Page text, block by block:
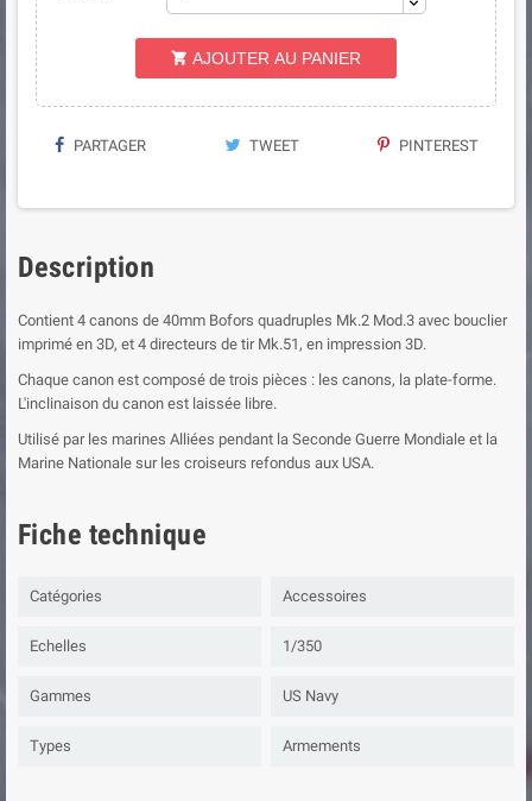
 AJOUTER AU PANIER
PARTAGER TWEET PINTEREST
Description
Contient 4 canons de 40mm Bofors quadruples Mk.2 Mod.3 avec bouclier
imprimé en 3D, et 4 directeurs de tir Mk.51, en impression 3D.
Chaque canon est composé de trois pièces : les canons, la plate-forme.
L'inclinaison du canon est laissée libre.
Utilisé par les marines Alliées pendant la Seconde Guerre Mondiale et la
Marine Nationale sur les croiseurs refondus aux USA.
Fiche technique
Catégories Accessoires
Echelles 1/350
Gammes US Navy
Types Armements